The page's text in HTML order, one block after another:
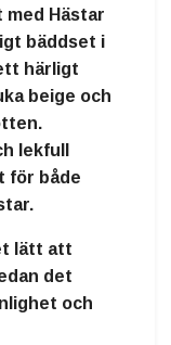
med Hästar
bäddset i
härligt
beige och
lekfull
för både
lätt att
det
och